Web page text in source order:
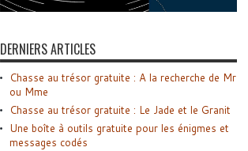
DERNIERS ARTICLES
Chasse au trésor gratuite : A la recherche de Mr
ou Mme
Chasse au trésor gratuite : Le Jade et le Granit
Une boîte à outils gratuite pour les énigmes et
messages codés